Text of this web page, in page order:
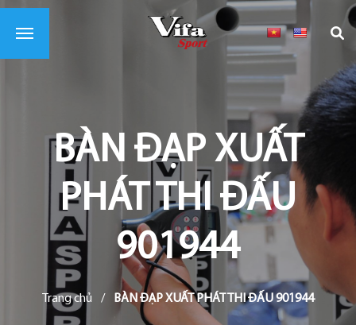
BÀN ĐẠP XUẤT
PHÁT THI ĐẤU
901944
Trang chủ / BÀN ĐẠP XUẤT PHÁT THI ĐẤU 901944